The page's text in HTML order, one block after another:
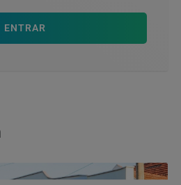
ENTRAR